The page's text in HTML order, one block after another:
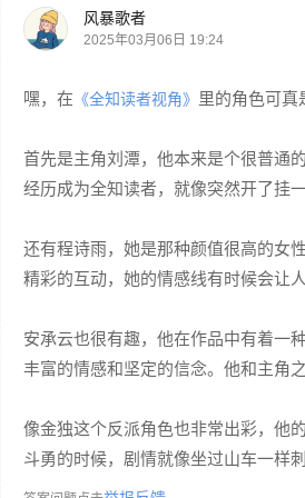
风暴歌者
2025年03月06日 19:24
嘿，在 《全知读者视角》 里的角色可真
首先是主角刘潭，他本来是个很普通
经历成为全知读者，就像突然开了挂一
还有程诗雨，她是那种颜值很高的女
精彩的互动，她的情感线有时候会让
安承云也很有趣，他在作品中有着一
丰富的情感和坚定的信念。他和主角
像金独这个反派角色也非常出彩，他
斗勇的时候，剧情就像坐过山车一样